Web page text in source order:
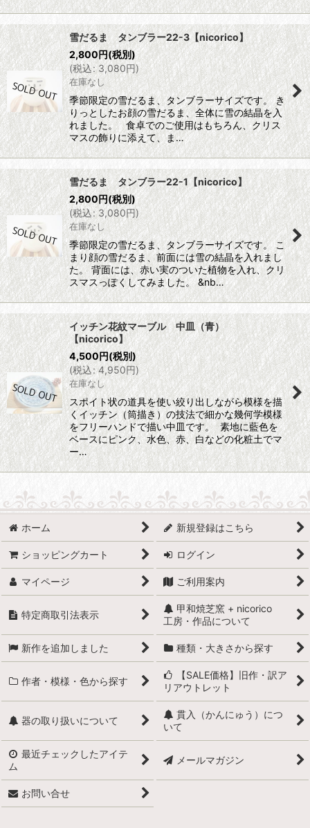
雪だるま タンブラー22-3【nicorico】
2,800円(税別)
(税込: 3,080円)
在庫なし
季節限定の雪だるま、タンブラーサイズです。 き
りっとしたお顔の雪だるま、全体に雪の結晶を入
れました。 食卓でのご使用はもちろん、クリス
マスの飾りに添えて、ま…
雪だるま タンブラー22-1【nicorico】
2,800円(税別)
(税込: 3,080円)
在庫なし
季節限定の雪だるま、タンブラーサイズです。 こ
まり顔の雪だるま、前面には雪の結晶を入れまし
た。 背面には、赤い実のついた植物を入れ、クリ
スマスっぽくしてみました。 &nb…
イッチン花紋マーブル 中皿（青）
【nicorico】
4,500円(税別)
(税込: 4,950円)
在庫なし
スポイト状の道具を使い絞り出しながら模様を描
くイッチン（筒描き）の技法で細かな幾何学模様
をフリーハンドで描い中皿です。 素地に藍色を
ベースにピンク、水色、赤、白などの化粧土でマ
ー…
ホーム 新規登録はこちら
ショッピングカート ログイン
マイページ ご利用案内
特定商取引法表示
甲和焼芝窯 + nicorico
工房・作品について
新作を追加しました 種類・大きさから探す
作者・模様・色から探す
【SALE価格】旧作・訳ア
リアウトレット
器の取り扱いについて
貫入（かんにゅう）につ
いて
最近チェックしたアイテ
ム
メールマガジン
お問い合せ